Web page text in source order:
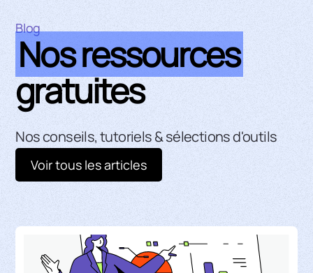
Blog
Nos ressources
gratuites
Nos conseils, tutoriels & sélections d'outils
Voir tous les articles